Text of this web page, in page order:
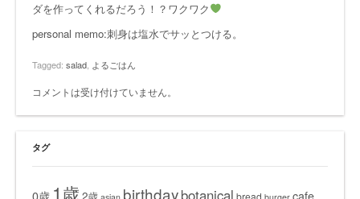
ダを作ってくれるだろう！？ワクワク
personal memo:刺身は塩水でサッとつける。
Tagged: salad よるごはん
コメントは受け付けていません。
タグ
0歳 1歳 birthdaybotanical bread cafe